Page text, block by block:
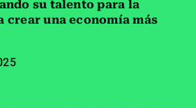
su talento para la
crear una economía más